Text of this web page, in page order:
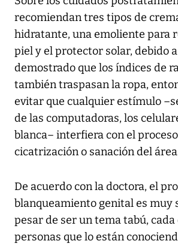
recomiendan tres tipos de
hidratante, una emoliente para
piel y el protector solar, debido
demostrado que los índices de
también traspasan la ropa,
evitar que cualquier estímulo
de las computadoras, los
blanca– interfiera con el
cicatrización o sanación del
De acuerdo con la doctora, el
blanqueamiento genital es muy
pesar de ser un tema tabú, cada
personas que lo están